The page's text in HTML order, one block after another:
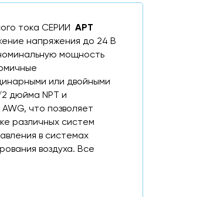
тока СЕРИИAPT
напряжения до 24 В
мощность
или двойными
дюйма NPT и
что позволяет
различных систем
в системах
воздуха. Все